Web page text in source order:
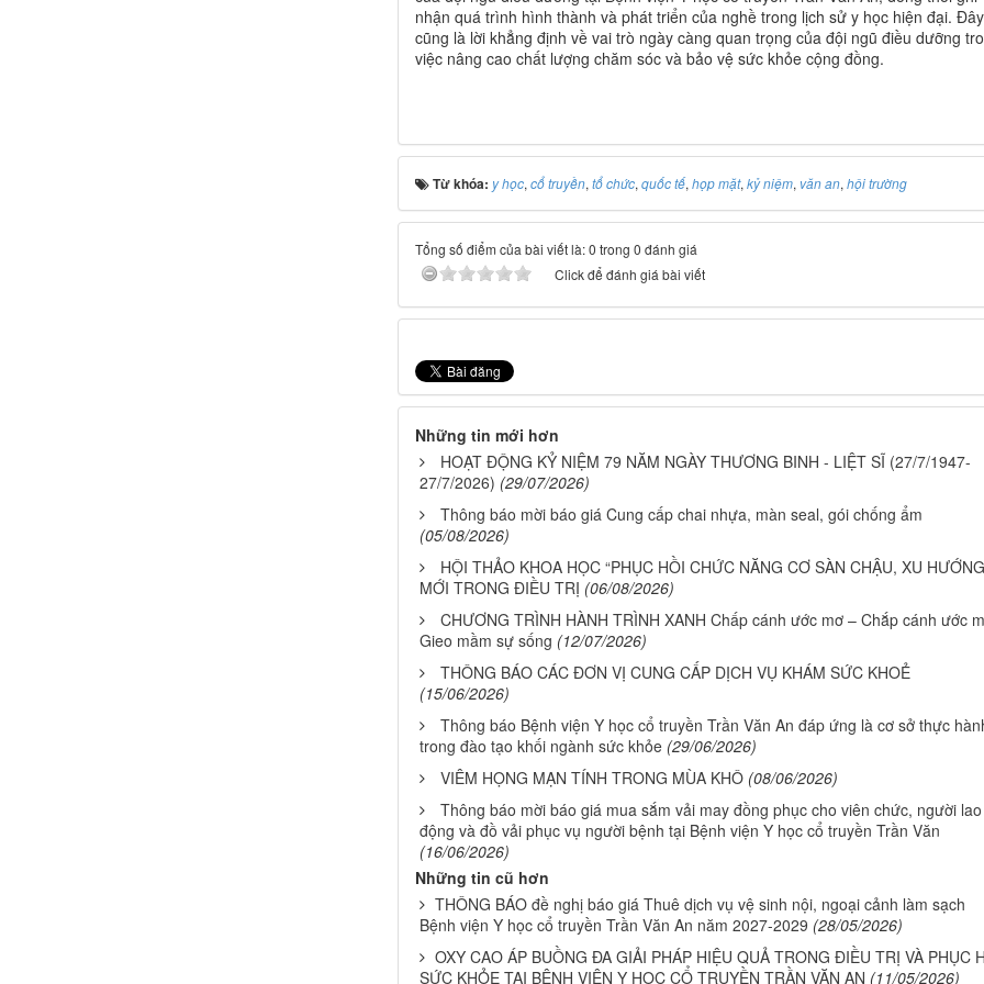
nhận quá trình hình thành và phát triển của nghề trong lịch sử y học hiện đại. Đây
cũng là lời khẳng định về vai trò ngày càng quan trọng của đội ngũ điều dưỡng
việc nâng cao chất lượng chăm sóc và bảo vệ sức khỏe cộng đồng.
Từ khóa: y học, cổ truyền, tổ chức, quốc tế, họp mặt, kỷ niệm, văn an, hội trường
Tổng số điểm của bài viết là: 0 trong 0 đánh giá
Click để đánh giá bài viết
Những tin mới hơn
HOẠT ĐỘNG KỶ NIỆM 79 NĂM NGÀY THƯƠNG BINH - LIỆT SĨ (27/7/1947-
27/7/2026) (29/07/2026)
Thông báo mời báo giá Cung cấp chai nhựa, màn seal, gói chống ẩm
(05/08/2026)
HỘI THẢO KHOA HỌC “PHỤC HỒI CHỨC NĂNG CƠ SÀN CHẬU, XU HƯỚNG
MỚI TRONG ĐIỀU TRỊ (06/08/2026)
CHƯƠNG TRÌNH HÀNH TRÌNH XANH Chấp cánh ước mơ – Chắp cánh ước
Gieo mầm sự sống (12/07/2026)
THÔNG BÁO CÁC ĐƠN VỊ CUNG CẤP DỊCH VỤ KHÁM SỨC KHOẺ
(15/06/2026)
Thông báo Bệnh viện Y học cổ truyền Trần Văn An đáp ứng là cơ sở thực
trong đào tạo khối ngành sức khỏe (29/06/2026)
VIÊM HỌNG MẠN TÍNH TRONG MÙA KHÔ (08/06/2026)
Thông báo mời báo giá mua sắm vải may đồng phục cho viên chức, người lao
động và đồ vải phục vụ người bệnh tại Bệnh viện Y học cổ truyền Trần Văn
(16/06/2026)
Những tin cũ hơn
THÔNG BÁO đề nghị báo giá Thuê dịch vụ vệ sinh nội, ngoại cảnh làm sạch
Bệnh viện Y học cổ truyền Trần Văn An năm 2027-2029 (28/05/2026)
OXY CAO ÁP BUỒNG ĐA GIẢI PHÁP HIỆU QUẢ TRONG ĐIỀU TRỊ VÀ PHỤC
SỨC KHỎE TẠI BỆNH VIỆN Y HỌC CỔ TRUYỀN TRẦN VĂN AN (11/05/2026)